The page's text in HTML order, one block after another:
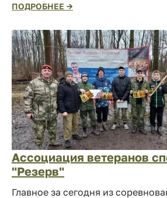
ПОДРОБНЕЕ →
Ассоциация ветеранов
"Резерв"
Главное за сегодня из